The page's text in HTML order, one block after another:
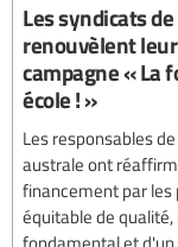
Les syndicats
renouvèlent
campagne « La
école ! »
Les responsables de
australe ont
financement par les
équitable de qualité,